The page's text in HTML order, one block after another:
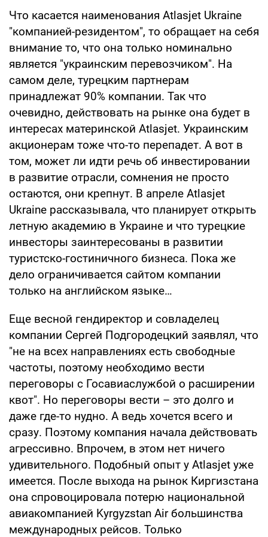
Что касается наименования Atlasjet Ukraine
"компанией-резидентом", то обращает на себя
внимание то, что она только номинально
является "украинским перевозчиком". На
самом деле, турецким партнерам
принадлежат 90% компании. Так что
очевидно, действовать на рынке она будет в
интересах материнской Atlasjet. Украинским
акционерам тоже что-то перепадет. А вот в
том, может ли идти речь об инвестировании
в развитие отрасли, сомнения не просто
остаются, они крепнут. В апреле Atlasjet
Ukraine рассказывала, что планирует открыть
летную академию в Украине и что турецкие
инвесторы заинтересованы в развитии
туристско-гостиничного бизнеса. Пока же
дело ограничивается сайтом компании
только на английском языке…
Еще весной гендиректор и совладелец
компании Сергей Подгородецкий заявлял, что
"не на всех направлениях есть свободные
частоты, поэтому необходимо вести
переговоры с Госавиаслужбой о расширении
квот". Но переговоры вести – это долго и
даже где-то нудно. А ведь хочется всего и
сразу. Поэтому компания начала действовать
агрессивно. Впрочем, в этом нет ничего
удивительного. Подобный опыт у Atlasjet уже
имеется. После выхода на рынок Киргизстана
она спровоцировала потерю национальной
авиакомпанией Kyrgyzstan Air большинства
международных рейсов. Только